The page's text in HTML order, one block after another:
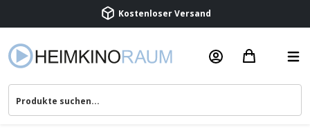
Kostenloser Versand